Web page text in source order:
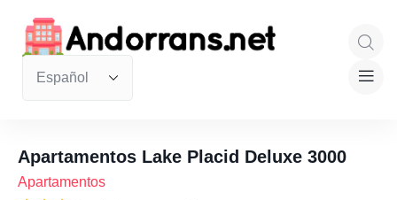
Apartamentos Lake Placid Deluxe 3000
Apartamentos